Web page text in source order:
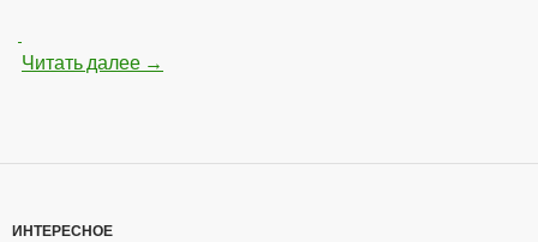
Читать далее Классная голенькая девочка на столе (100
→
ИНТЕРЕСНОЕ